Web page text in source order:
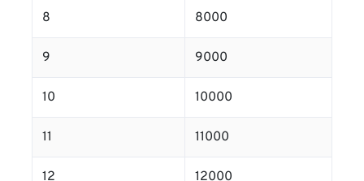
8 8000
9 9000
10 10000
11 11000
12 12000